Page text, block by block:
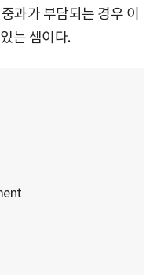
과가 부담되는 경우 이
는 셈이다.